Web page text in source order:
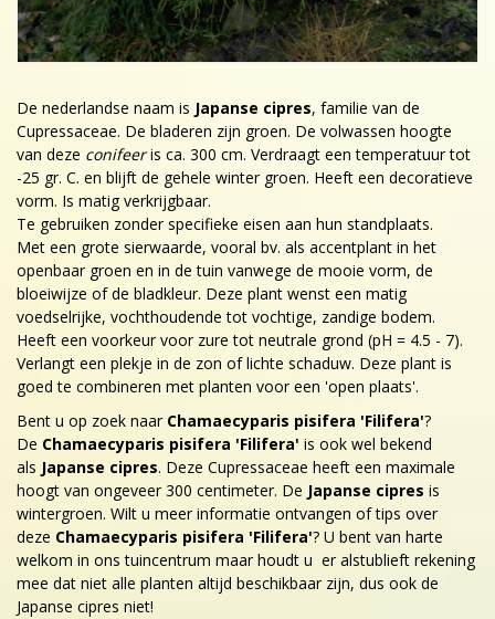
De nederlandse naam is Japanse cipres, familie van de
Cupressaceae. De bladeren zijn groen. De volwassen hoogte
van deze conifeeris ca. 300 cm. Verdraagt een temperatuur tot
-25 gr. C. en blijft de gehele winter groen. Heeft een decoratieve
vorm. Is matig verkrijgbaar.
Te gebruiken zonder specifieke eisen aan hun standplaats.
Met een grote sierwaarde, vooral bv. als accentplant in het
openbaar groen en in de tuin vanwege de mooie vorm, de
bloeiwijze of de bladkleur. Deze plant wenst een matig
voedselrijke, vochthoudende tot vochtige, zandige bodem.
Heeft een voorkeur voor zure tot neutrale grond (pH = 4.5 - 7).
Verlangt een plekje in de zon of lichte schaduw. Deze plant is
goed te combineren met planten voor een 'open plaats'.
Bent u op zoek naar Chamaecyparis pisifera 'Filifera'?
De Chamaecyparis pisifera 'Filifera' is ook wel bekend
als Japanse cipres. Deze Cupressaceae heeft een maximale
hoogt van ongeveer 300 centimeter. De Japanse cipres is
wintergroen. Wilt u meer informatie ontvangen of tips over
deze Chamaecyparis pisifera 'Filifera'? U bent van harte
welkom in ons tuincentrum maar houdt u er alstublieft rekening
mee dat niet alle planten altijd beschikbaar zijn, dus ook de
Japanse cipres niet!